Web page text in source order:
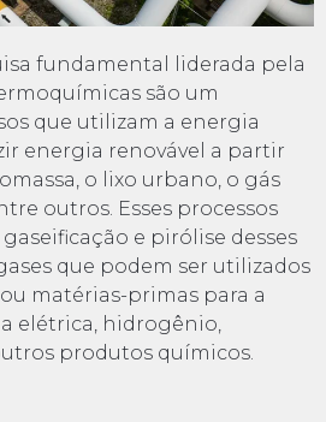
fundamental liderada pela
são um
que utilizam a energia
energia renovável a partir
o lixo urbano, o gás
outros. Esses processos
e pirólise desses
que podem ser utilizados
matérias-primas para a
elétrica, hidrogênio,
produtos químicos.